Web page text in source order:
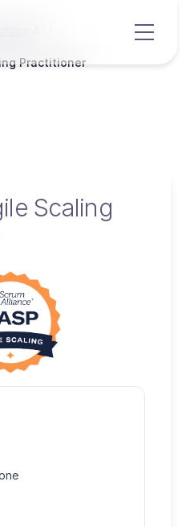
Practitioner
Scaling